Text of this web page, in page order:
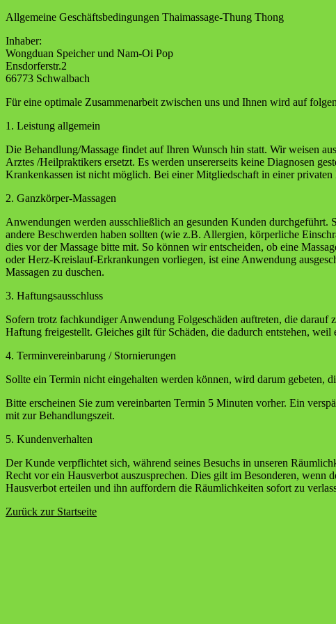
Allgemeine Geschäftsbedingungen Thaimassage-Thung Thong
Inhaber:
Wongduan Speicher und Nam-Oi Pop
Ensdorferstr.2
66773 Schwalbach
Für eine optimale Zusammenarbeit zwischen uns und Ihnen wird auf
1. Leistung allgemein
Die Behandlung/Massage findet auf Ihren Wunsch hin statt. Wir weisen
Arztes /Heilpraktikers ersetzt. Es werden unsererseits keine Diagnosen
Krankenkassen ist nicht möglich. Bei einer Mitgliedschaft in einer
2. Ganzkörper-Massagen
Anwendungen werden ausschließlich an gesunden Kunden durchgeführt.
andere Beschwerden haben sollten (wie z.B. Allergien, körperliche
dies vor der Massage bitte mit. So können wir entscheiden, ob eine
oder Herz-Kreislauf-Erkrankungen vorliegen, ist eine Anwendung
Massagen zu duschen.
3. Haftungsausschluss
Sofern trotz fachkundiger Anwendung Folgeschäden auftreten, die
Haftung freigestellt. Gleiches gilt für Schäden, die dadurch entstehen,
4. Terminvereinbarung / Stornierungen
Sollte ein Termin nicht eingehalten werden können, wird darum gebeten,
Bitte erscheinen Sie zum vereinbarten Termin 5 Minuten vorher. Ein
mit zur Behandlungszeit.
5. Kundenverhalten
Der Kunde verpflichtet sich, während seines Besuchs in unseren
Recht vor ein Hausverbot auszusprechen. Dies gilt im Besonderen,
Hausverbot erteilen und ihn auffordern die Räumlichkeiten sofort zu
Zurück zur Startseite